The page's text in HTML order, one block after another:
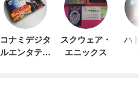
コナミデジタ
ルエンタテイ
スクウェア・
エニックス
ハ